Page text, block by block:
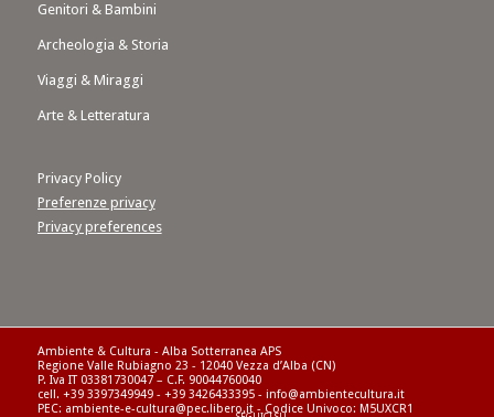
Genitori & Bambini
Archeologia & Storia
Viaggi & Miraggi
Arte & Letteratura
Privacy Policy
Preferenze privacy
Privacy preferences
Ambiente & Cultura - Alba Sotterranea APS
Regione Valle Rubiagno 23 - 12040 Vezza d’Alba (CN)
P. Iva IT 03381730047 – C.F. 90044760040
cell. +39 3397349949 - +39 3426433395 - info@ambientecultura.it
PEC: ambiente-e-cultura@pec.libero.it - Codice Univoco: M5UXCR1